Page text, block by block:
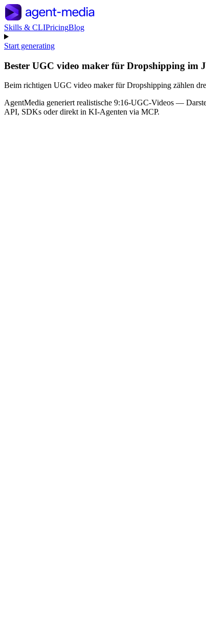
Skills & CLIPricingBlog
Start generating
Bester UGC video maker für Dropshipping im
Beim richtigen UGC video maker für Dropshipping zählen
AgentMedia generiert realistische 9:16-UGC-Videos —
API, SDKs oder direkt in KI-Agenten via MCP.